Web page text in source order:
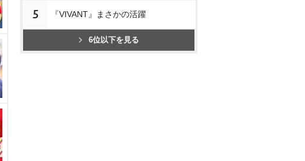
5 『VIVANT』まさかの活躍
6位以下を見る